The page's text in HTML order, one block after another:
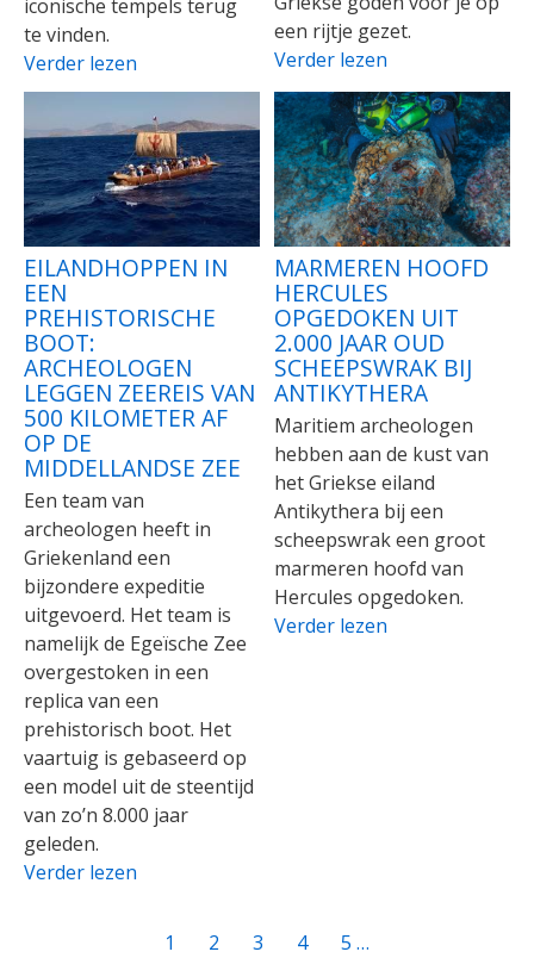
iconische tempels terug
te vinden.
Verder lezen
een rijtje gezet.
Verder lezen
EILANDHOPPEN IN
EEN
PREHISTORISCHE
BOOT:
ARCHEOLOGEN
LEGGEN ZEEREIS VAN
500 KILOMETER AF
OP DE
MIDDELLANDSE ZEE
Een team van
archeologen heeft in
Griekenland een
bijzondere expeditie
uitgevoerd. Het team is
namelijk de Egeïsche Zee
overgestoken in een
replica van een
prehistorisch boot. Het
vaartuig is gebaseerd op
een model uit de steentijd
van zo’n 8.000 jaar
geleden.
Verder lezen
MARMEREN HOOFD
HERCULES
OPGEDOKEN UIT
2.000 JAAR OUD
SCHEEPSWRAK BIJ
ANTIKYTHERA
Maritiem archeologen
hebben aan de kust van
het Griekse eiland
Antikythera bij een
scheepswrak een groot
marmeren hoofd van
Hercules opgedoken.
Verder lezen
Huidige
1 Page
2 Page
3 Page
4 Page
5 …